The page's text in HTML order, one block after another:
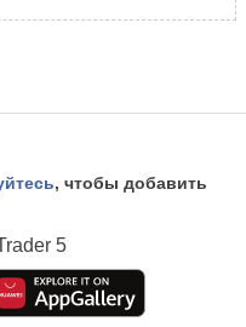
, чтобы добавить
5